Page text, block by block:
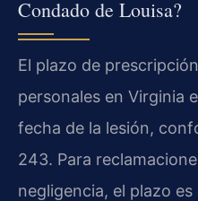
Condado de Louisa?
El plazo de
personales en Virginia
fecha de la lesión,
243. Para
negligencia, el plazo